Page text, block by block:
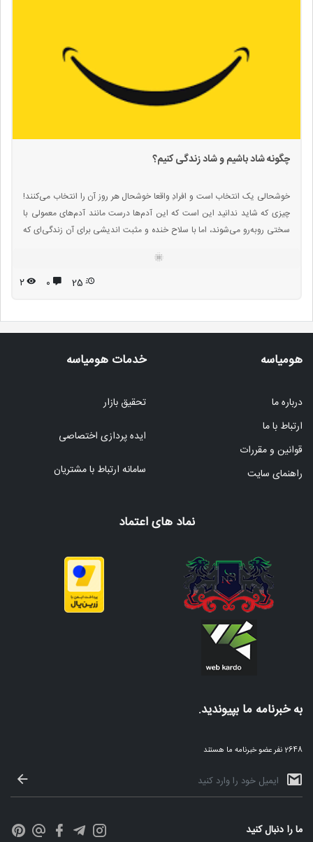
چگونه شاد باشیم و شاد زندگی کنیم؟
خوشحالی یک انتخاب است و افرادِ واقعا خوشحال هر روز آن را انتخاب می‌کنند!
چیزی که شاید ندانید این است که این آدم‌ها درست مانند آدم‌های معمولی با
سختی رو‌به‌رو می‌شوند، اما با سلاحِ خنده و مثبت اندیشی برای آن زندگی‌‌ای که
که «چرا آنها همیشه اینقدر خوشحال‌اند؟» با ما همراه شوید تا با هم برخی از
25 ۰ ۲
هومیاسه
درباره ما
ارتباط با ما
قوانین و مقررات
راهنمای سایت
خدمات هومیاسه
تحقیق بازار
ایده پردازی اختصاصی
سامانه ارتباط با مشتریان
نماد های اعتماد
به خبرنامه ما بپیوندید.
2648 نفر عضو خبرنامه ما هستند
ما را دنبال کنید